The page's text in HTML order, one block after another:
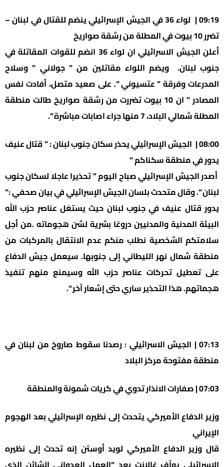
09:19 | لواء 36 في الجيش الإسرائيلي ينضم للقتال في لبنان –
تضرر 10 بيوت في المطلة من رشقة صواريخ
أعلن الجيش الاسرائيلي ان لواء 36 انضم للقوات المقاتلة في
جنوب لبنان. ويضم اللواء مقاتلين من ” جولاني ” وسلاح
المدرعات وفرقة ” عتسيوني “. على صعيد متصل، أفادت نفس
المصادر ” ان 10 بيوت تضررت من رشقة صواريخ طالت منطقة
المطلة شمالي البلاد، 7 منها جراء اصابات مباشرة “.
08:00 | الجيش الإسرائيلي يحذر سكان جنوب لبنان : ” قتال عنيف
يدور في منطقة سكناكم “
أصدر الجيش الإسرائيلي صباح اليوم ” تحذيرا عاجلا لسكان جنوب
لبنان “. وقال متحدث بلسان الجيش الإسرائيلي في بيان صحفي :”
يدور قتال عنيف في جنوب لبنان حيث يستغل عناصر حزب الله
البيئة المدنية والمدنيين دروعًا بشرية لشن هجوماته .من أجل
سلامتكم الشخصية نطلب منكم عدم الانتقال بالمركبات من
منطقة شمال نهر الليطاني إلى جنوبها. سيعمل جيش الدفاع
على تعطيل تحركات عناصر حزب الله وسيمنع منهم تنفيذ
هجماتهم. هذا التحذير ساري حتى إشعار آخر “.
07:13 | الجيش الاسرائيلي : رصدنا سقوط صاروخ من لبنان في
منطقة مفتوحة مركز البلاد
07:03 | صفارات الانذار تدوي في كريات شمونة والمنطقة
وزير الدفاع الأميركي يتحدث إلى نظيره الإسرائيلي بعد الهجوم
الإيراني
قال وزير الدفاع الأميركي لويد أوستن إنه تحدث إلى نظيره